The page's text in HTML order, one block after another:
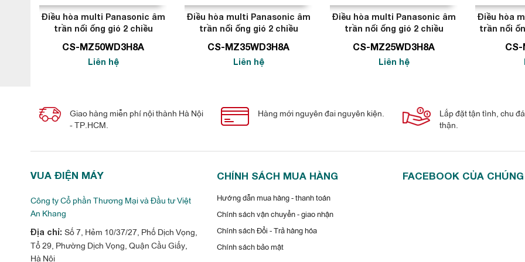
cũng như số người trong phòng.
Dàn lạnh treo tường điều hòa multi Panasonic 18000btu 1 chiều CS-MPS18SKH
inverter tiết kiệm điện với bộ cảm biến Econavi
Điều hòa multi Panasonic âm
trần nối ống gió 2 chiều
CS-MZ50WD3H8A
Liên hệ
Điều hòa multi Panasonic âm
trần nối ống gió 2 chiều
CS-MZ35WD3H8A
Liên hệ
Điều hòa multi Panasonic âm
trần nối ống gió 2 chiều
CS-MZ25WD3H8A
Liên hệ
Điều hòa
trần nối
CS-
Giao hàng miễn phí nội thành Hà Nội
- TP.HCM.
Hàng mới nguyên đai nguyên kiện.
Lắp đặt tận tình, chu
thận.
VUA ĐIỆN MÁY
Công ty Cổ phần Thương Mại và Đầu tư Việt
An Khang
Địa chỉ: Số 7, Hẻm 10/37/27, Phố Dịch Vọng,
Tổ 29, Phường Dịch Vọng, Quận Cầu Giấy,
Hà Nội
CHÍNH SÁCH MUA HÀNG
Hướng dẫn mua hàng - thanh toán
Chính sách vận chuyển - giao nhận
Chính sách Đổi - Trả hàng hóa
Chính sách bảo mật
FACEBOOK CỦA